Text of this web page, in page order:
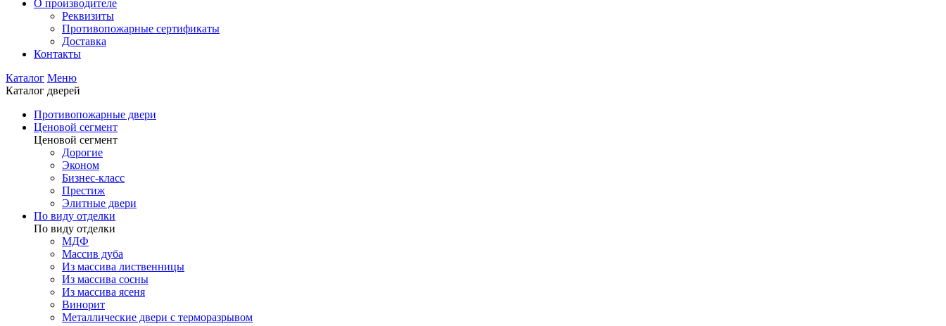
О производителе
Реквизиты
Противопожарные сертификаты
Доставка
Контакты
Каталог Меню
Каталог дверей
Противопожарные двери
Ценовой сегмент
Ценовой сегмент
Дорогие
Эконом
Бизнес-класс
Престиж
Элитные двери
По виду отделки
По виду отделки
МДФ
Массив дуба
Из массива лиственницы
Из массива сосны
Из массива ясеня
Винорит
Металлические двери с терморазрывом